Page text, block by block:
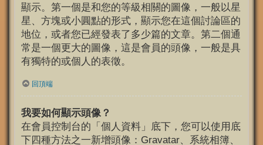
顯示。第一個是和您的等級相關的圖像，一般以星
星、方塊或小圓點的形式，顯示您在這個討論區的
地位，或者您已經發表了多少篇的文章。第二個通
常是一個更大的圖像，這是會員的頭像，一般是具
有獨特的或個人的表徵。
回頂端
我要如何顯示頭像？
在會員控制台的「個人資料」底下，您可以使用底
下四種方法之一新增頭像：Gravatar、系統相簿、